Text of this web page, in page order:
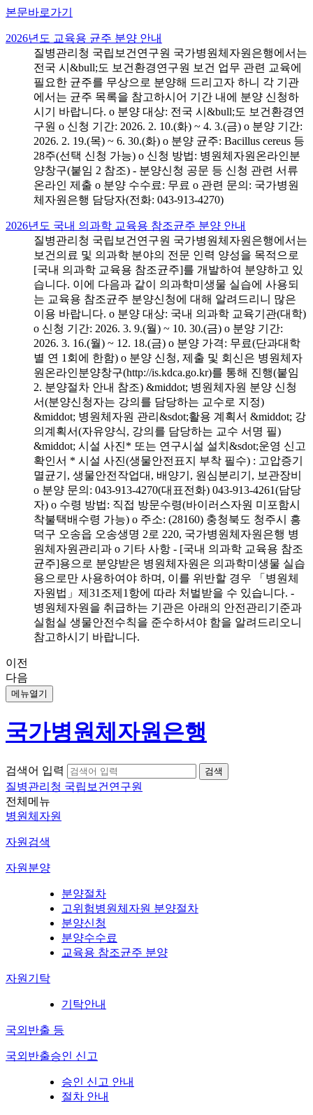
본문바로가기
2026년도 교육용 균주 분양 안내
질병관리청 국립보건연구원 국가병원체자원은행에서는
전국 시&bull;도 보건환경연구원 보건 업무 관련 교육에
필요한 균주를 무상으로 분양해 드리고자 하니 각 기관
에서는 균주 목록을 참고하시어 기간 내에 분양 신청하
시기 바랍니다. o 분양 대상: 전국 시&bull;도 보건환경연
구원 o 신청 기간: 2026. 2. 10.(화) ~ 4. 3.(금) o 분양 기간:
2026. 2. 19.(목) ~ 6. 30.(화) o 분양 균주: Bacillus cereus 등
28주(선택 신청 가능) o 신청 방법: 병원체자원온라인분
양창구(붙임 2 참조) - 분양신청 공문 등 신청 관련 서류
온라인 제출 o 분양 수수료: 무료 o 관련 문의: 국가병원
체자원은행 담당자(전화: 043-913-4270)
2026년도 국내 의과학 교육용 참조균주 분양 안내
질병관리청 국립보건연구원 국가병원체자원은행에서는
보건의료 및 의과학 분야의 전문 인력 양성을 목적으로
[국내 의과학 교육용 참조균주]를 개발하여 분양하고 있
습니다. 이에 다음과 같이 의과학미생물 실습에 사용되
는 교육용 참조균주 분양신청에 대해 알려드리니 많은
이용 바랍니다. o 분양 대상: 국내 의과학 교육기관(대학)
o 신청 기간: 2026. 3. 9.(월) ~ 10. 30.(금) o 분양 기간:
2026. 3. 16.(월) ~ 12. 18.(금) o 분양 가격: 무료(단과대학
별 연 1회에 한함) o 분양 신청, 제출 및 회신은 병원체자
원온라인분양창구(http://is.kdca.go.kr)를 통해 진행(붙임
2. 분양절차 안내 참조) &middot; 병원체자원 분양 신청
서(분양신청자는 강의를 담당하는 교수로 지정)
&middot; 병원체자원 관리&sdot;활용 계획서 &middot; 강
의계획서(자유양식, 강의를 담당하는 교수 서명 필)
&middot; 시설 사진* 또는 연구시설 설치&sdot;운영 신고
확인서 * 시설 사진(생물안전표지 부착 필수) : 고압증기
멸균기, 생물안전작업대, 배양기, 원심분리기, 보관장비
o 분양 문의: 043-913-4270(대표전화) 043-913-4261(담당
자) o 수령 방법: 직접 방문수령(바이러스자원 미포함시
착불택배수령 가능) o 주소: (28160) 충청북도 청주시 흥
덕구 오송읍 오송생명 2로 220, 국가병원체자원은행 병
원체자원관리과 o 기타 사항 - [국내 의과학 교육용 참조
균주]용으로 분양받은 병원체자원은 의과학미생물 실습
용으로만 사용하여야 하며, 이를 위반할 경우 「병원체
자원법」제31조제1항에 따라 처벌받을 수 있습니다. -
병원체자원을 취급하는 기관은 아래의 안전관리기준과
실험실 생물안전수칙을 준수하셔야 함을 알려드리오니
참고하시기 바랍니다.
이전
다음
메뉴열기
국가병원체자원은행
검색어 입력
질병관리청 국립보건연구원
전체메뉴
병원체자원
자원검색
자원분양
분양절차
고위험병원체자원 분양절차
분양신청
분양수수료
교육용 참조균주 분양
자원기탁
기탁안내
국외반출 등
국외반출승인 신고
승인 신고 안내
절차 안내